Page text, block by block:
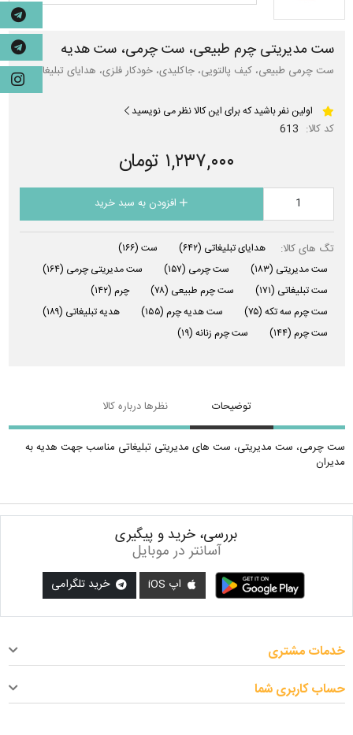
ست مدیریتی چرم طبیعی، ست چرمی، ست هدیه
ست چرمی طبیعی، کیف پالتویی، جاکلیدی، خودکار فلزی، هدایای تبلیغاتی
اولین نفر باشید که برای این کالا نظر می نویسید
کد کالا: 613
۱,۲۳۷,۰۰۰ تومان
افزودن به سبد خرید
تگ های کالا: هدایای تبلیغاتی (۶۴۲) ست (۱۶۶)
ست مدیریتی (۱۸۳) ست چرمی (۱۵۷) ست مدیریتی چرمی (۱۶۴)
ست تبلیغاتی (۱۷۱) ست چرم طبیعی (۷۸) چرم (۱۴۲)
ست چرم سه تکه (۷۵) ست هدیه چرم (۱۵۵) هدیه تبلیغاتی (۱۸۹)
ست چرم (۱۴۴) ست چرم زنانه (۱۹)
توضیحات نظرها درباره کالا
ست چرمی، ست مدیریتی، ست های مدیریتی تبلیغاتی مناسب جهت هدیه به
مدیران
بررسی، خرید و پیگیری
آسانتر در موبایل
اپ iOS خرید تلگرامی
خدمات مشتری
حساب کاربری شما